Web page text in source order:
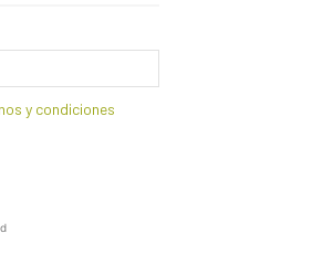
y condiciones